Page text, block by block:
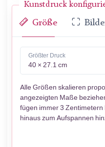
Kunstdruck
Größe
Größter Druck
40 × 27.1 cm
Alle Größen skalieren
angezeigten Maße
fügen immer 3
hinaus zum Aufspannen